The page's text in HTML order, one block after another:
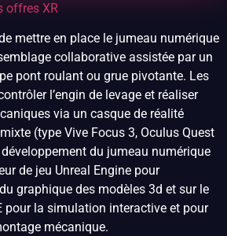
offres XR
mettre en place le jumeau numérique
collaborative assistée par un
pont roulant ou grue pivotante. Les
l’engin de levage et réaliser
via un casque de réalité
(type Vive Focus 3, Oculus Quest
du jumeau numérique
de jeu Unreal Engine pour
graphique des modèles 3d et sur le
pour la simulation interactive et pour
mécanique.